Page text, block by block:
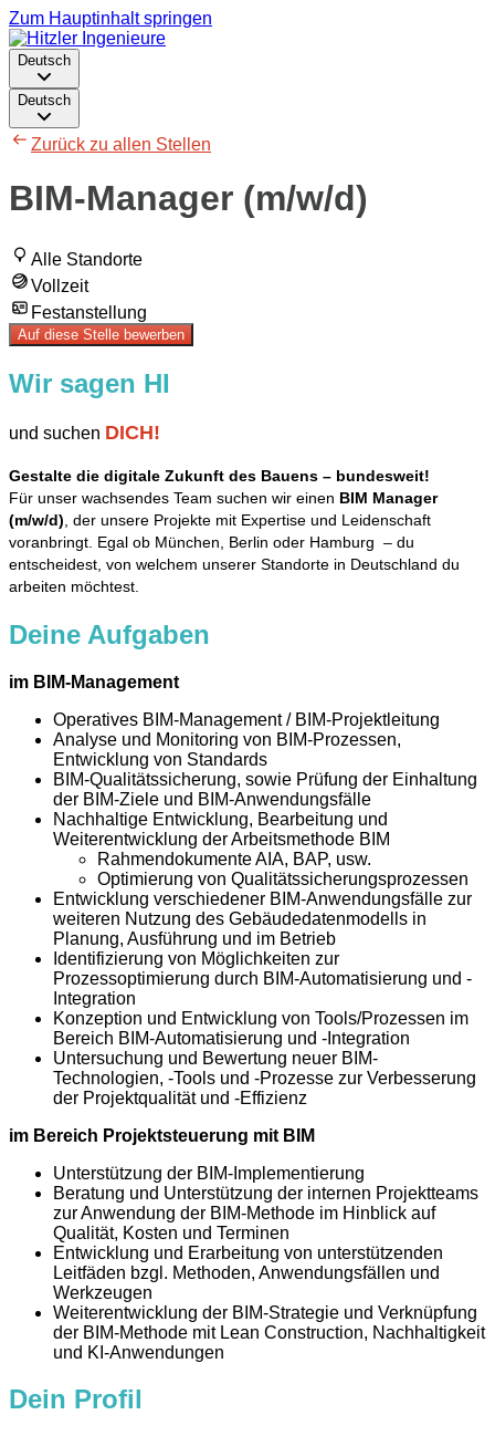
Zum Hauptinhalt springen
Deutsch
Deutsch
Zurück zu allen Stellen
BIM-Manager (m/w/d)
Alle Standorte
Vollzeit
Festanstellung
Auf diese Stelle bewerben
Wir sagen HI
und suchen DICH!
Gestalte die digitale Zukunft des Bauens – bundesweit!
Für unser wachsendes Team suchen wir einen BIM Manager
(m/w/d) , der unsere Projekte mit Expertise und Leidenschaft
voranbringt. Egal ob München, Berlin oder Hamburg – du
entscheidest, von welchem unserer Standorte in Deutschland du
arbeiten möchtest.
Deine Aufgaben
im BIM-Management
Operatives BIM-Management / BIM-Projektleitung
Analyse und Monitoring von BIM-Prozessen,
Entwicklung von Standards
BIM-Qualitätssicherung, sowie Prüfung der Einhaltung
der BIM-Ziele und BIM-Anwendungsfälle
Nachhaltige Entwicklung, Bearbeitung und
Weiterentwicklung der Arbeitsmethode BIM
Rahmendokumente AIA, BAP, usw.
Optimierung von Qualitätssicherungsprozessen
Entwicklung verschiedener BIM-Anwendungsfälle zur
weiteren Nutzung des Gebäudedatenmodells in
Planung, Ausführung und im Betrieb
Identifizierung von Möglichkeiten zur
Prozessoptimierung durch BIM-Automatisierung und -
Integration
Konzeption und Entwicklung von Tools/Prozessen im
Bereich BIM-Automatisierung und -Integration
Untersuchung und Bewertung neuer BIM-
Technologien, -Tools und -Prozesse zur Verbesserung
der Projektqualität und -Effizienz
im Bereich Projektsteuerung mit BIM
Unterstützung der BIM-Implementierung
Beratung und Unterstützung der internen Projektteams
zur Anwendung der BIM-Methode im Hinblick auf
Qualität, Kosten und Terminen
Entwicklung und Erarbeitung von unterstützenden
Leitfäden bzgl. Methoden, Anwendungsfällen und
Werkzeugen
Weiterentwicklung der BIM-Strategie und Verknüpfung
der BIM-Methode mit Lean Construction, Nachhaltigkeit
und KI-Anwendungen
Dein Profil